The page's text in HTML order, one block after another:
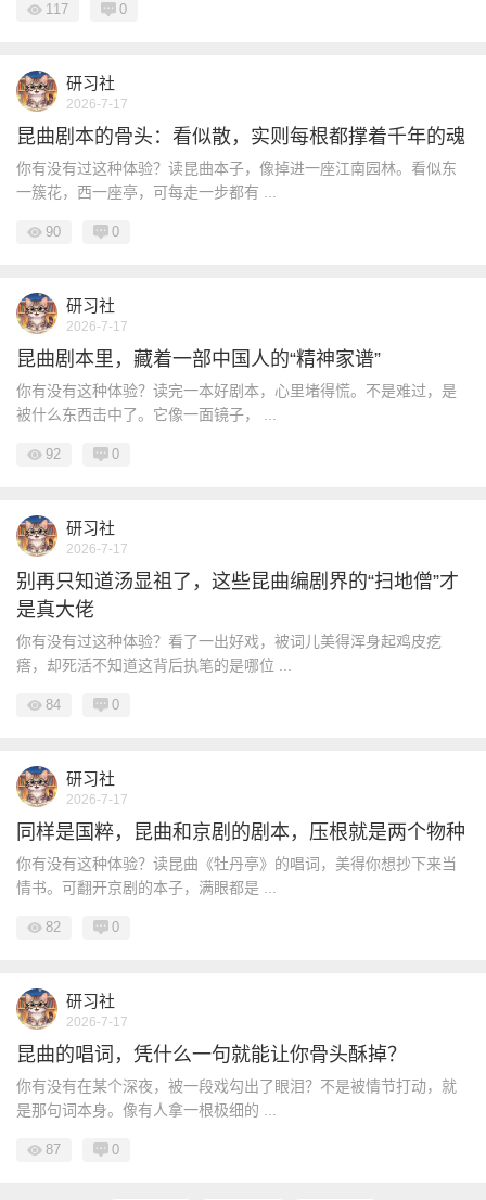
117 0
研习社
2026-7-17
昆曲剧本的骨头：看似散，实则每根都撑着千年的魂
你有没有过这种体验？读昆曲本子，像掉进一座江南园林。看似东
一簇花，西一座亭，可每走一步都有 ...
90 0
研习社
2026-7-17
昆曲剧本里，藏着一部中国人的“精神家谱”
你有没有这种体验？读完一本好剧本，心里堵得慌。不是难过，是
被什么东西击中了。它像一面镜子， ...
92 0
研习社
2026-7-17
别再只知道汤显祖了，这些昆曲编剧界的“扫地僧”才
是真大佬
你有没有过这种体验？看了一出好戏，被词儿美得浑身起鸡皮疙
瘩，却死活不知道这背后执笔的是哪位 ...
84 0
研习社
2026-7-17
同样是国粹，昆曲和京剧的剧本，压根就是两个物种
你有没有这种体验？读昆曲《牡丹亭》的唱词，美得你想抄下来当
情书。可翻开京剧的本子，满眼都是 ...
82 0
研习社
2026-7-17
昆曲的唱词，凭什么一句就能让你骨头酥掉？
你有没有在某个深夜，被一段戏勾出了眼泪？不是被情节打动，就
是那句词本身。像有人拿一根极细的 ...
87 0